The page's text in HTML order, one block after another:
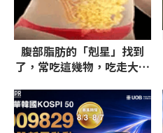
腹部脂肪的「剋星」找到
了，常吃這幾物，吃走大肚
PR